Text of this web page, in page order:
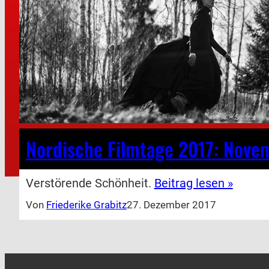
Nordische Filmtage 2017:
Verstörende Schönheit. Beitrag lesen »
Von Friederike Grabitz27. Dezember 2017